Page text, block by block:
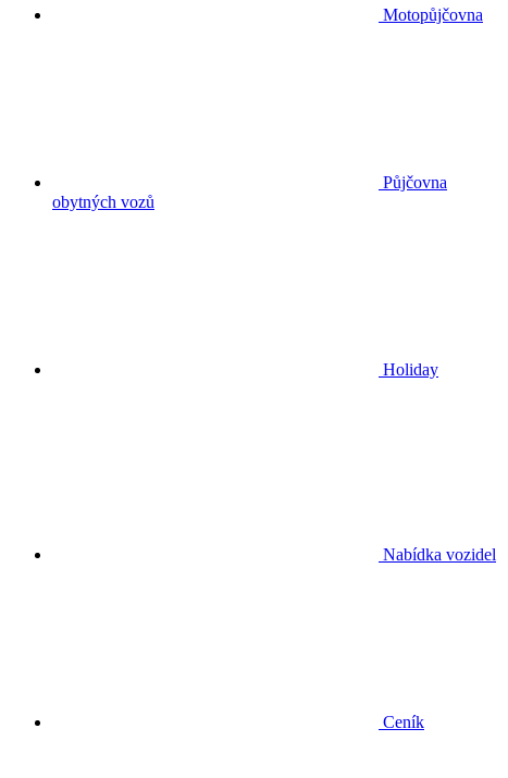
Motopůjčovna
Půjčovna
obytných vozů
Holiday
Nabídka vozidel
Ceník